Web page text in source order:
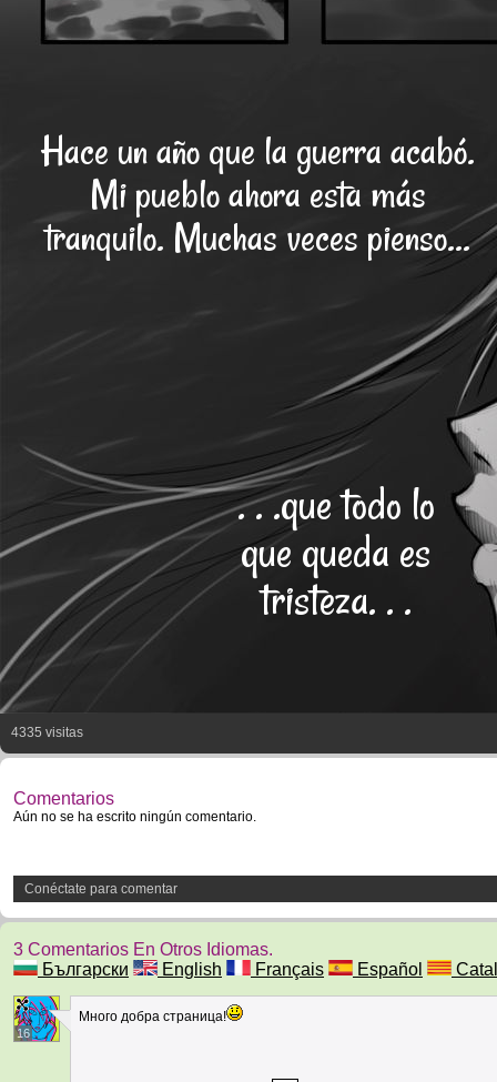
Hace un año que la guerra acabó.
Mi pueblo ahora esta más
tranquilo. Muchas veces pienso...
. . .que todo lo
que queda es
tristeza. . .
4335 visitas
Comentarios
Aún no se ha escrito ningún comentario.
Conéctate para comentar
3 Comentarios En Otros Idiomas.
Български
English Français Español
16
Много добра страница!